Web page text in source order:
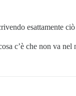
esattamente
c’è che non va